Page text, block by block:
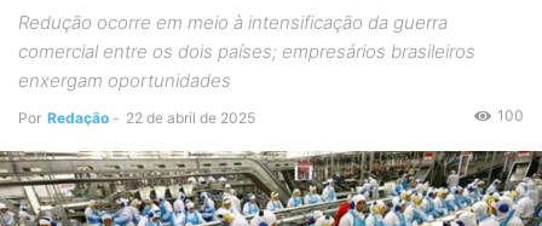
Redução ocorre em meio à intensificação da guerra
comercial entre os dois países; empresários brasileiros
enxergam oportunidades
Por Redação - 22 de abril de 2025 100